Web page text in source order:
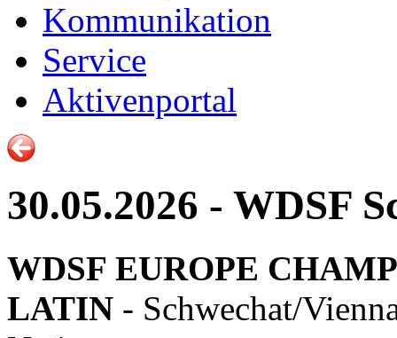
Kommunikation
Service
Aktivenportal
30.05.2026 - WDSF
WDSF EUROPE
LATIN - Schwechat/